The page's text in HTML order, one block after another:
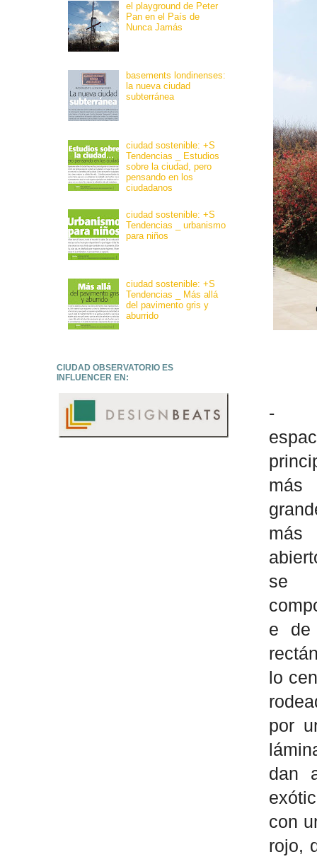
-
más
más
se
e de
lo
por
dan
con
rojo,
el playground de Peter
Pan en el País de
Nunca Jamás
basements londinenses:
la nueva ciudad
subterránea
ciudad sostenible: +S
Tendencias _ Estudios
sobre la ciudad, pero
pensando en los
ciudadanos
ciudad sostenible: +S
Tendencias _ urbanismo
para niños
ciudad sostenible: +S
Tendencias _ Más allá
del pavimento gris y
aburrido
CIUDAD OBSERVATORIO ES
INFLUENCER EN: